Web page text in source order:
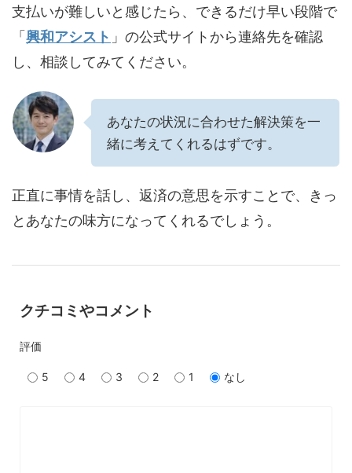
支払いが難しいと感じたら、できるだけ早い段階で
「 興和アシスト 」の公式サイトから連絡先を確認
し、相談してみてください。
あなたの状況に合わせた解決策を一
緒に考えてくれるはずです。
正直に事情を話し、返済の意思を示すことで、きっ
とあなたの味方になってくれるでしょう。
クチコミやコメント
評価
5 4 3 2 1 なし